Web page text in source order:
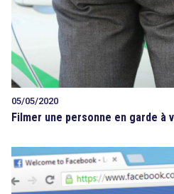
05/05/2020
Filmer une personne en garde à